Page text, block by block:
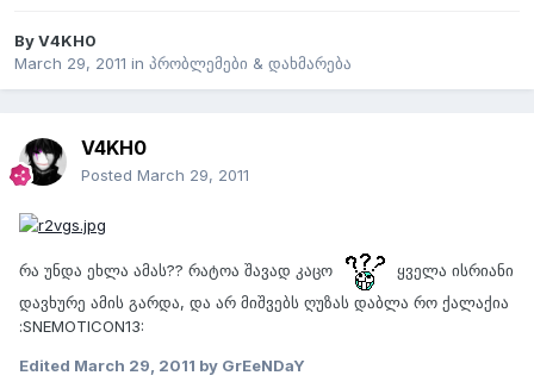
ByV4KH0
March 29, 2011 in პრობლემები & დახმარება
V4KH0
Posted March 29, 2011
რა უნდა ეხლა ამას?? რატოა შავად კაცო
ყველა ისრიანი
დავხურე ამის გარდა, და არ მიშვებს ღუზას დაბლა რო ქალაქია
:SNEMOTICON13:
Edited March 29, 2011 by GrEeNDaY